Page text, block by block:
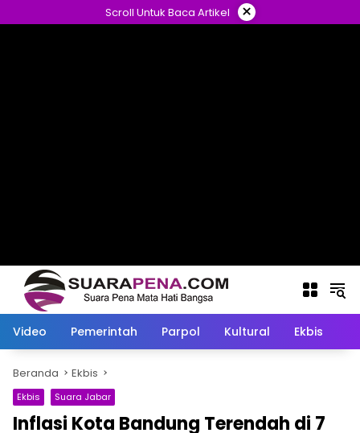
ke
Scroll Untuk Baca Artikel ×
Video Pemerintah Parpol Kultural Ekbis
Beranda Ekbis
Ekbis Suara Jabar
Inflasi Kota Bandung Terendah di 7